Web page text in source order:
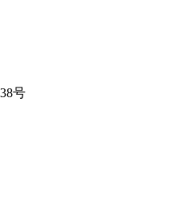
号